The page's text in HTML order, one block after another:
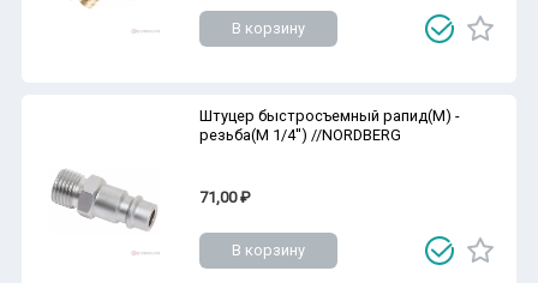
В корзину
Штуцер быстросъемный рапид(M) -
резьба(M 1/4'') //NORDBERG
71,00 ₽
В корзину